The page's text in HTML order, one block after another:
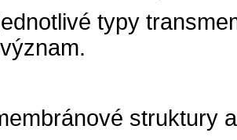
typy
struktury